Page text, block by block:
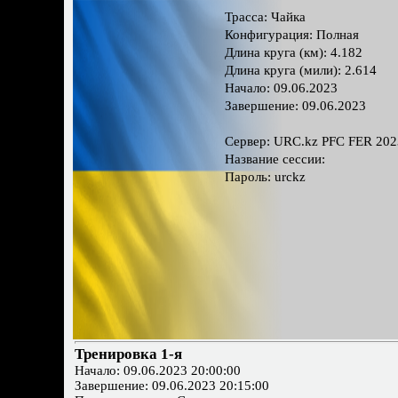
Трасса: Чайка
Конфигурация: Полная
Длина круга (км): 4.182
Длина круга (мили): 2.614
Начало: 09.06.2023
Завершение: 09.06.2023
Сервер: URC.kz PFС FER
Название сессии:
Пароль: urckz
Тренировка 1-я
Начало: 09.06.2023 20:00:00
Завершение: 09.06.2023 20:15:00